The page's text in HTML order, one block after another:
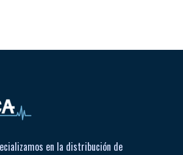
en la distribución de